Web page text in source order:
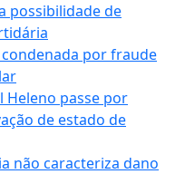
possibilidade de
por fraude
Heleno passe por
de estado de
não caracteriza dano